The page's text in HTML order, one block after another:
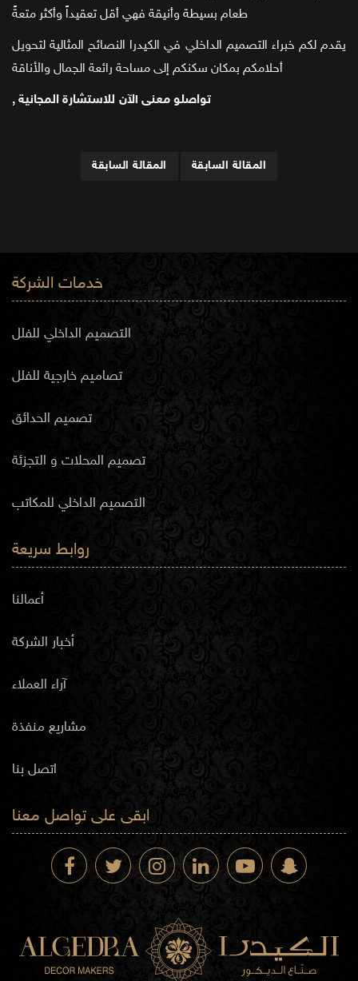
طعام بسيطة وأنيقة فهي أقل تعقيداً وأكثر متعةً
يقدم لكم خبراء التصميم الداخلي في الكيدرا النصائح المثالية لتحويل
أحلامكم بمكان سكنكم إلى مساحة رائعة الجمال والأناقة
, تواصلو معنى الآن للاستشارة المجانية
المقالة السابقة المقالة السابقة
خدمات الشركة
التصميم الداخلي للفلل
تصاميم خارجية للفلل
تصميم الحدائق
تصميم المحلات و التجزئة
التصميم الداخلي للمكاتب
روابط سريعة
أعمالنا
أخبار الشركة
آراء العملاء
مشاريع منفذة
اتصل بنا
ابقى على تواصل معنا